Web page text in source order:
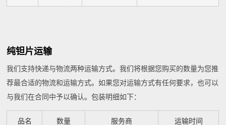
纯钽片运输
我们支持快递与物流两种运输方式。我们将根据您购买的数量为您推
荐最合适的物流和运输方式。如果您对运输方式有任何要求，也可以
与我们在合同中予以确认。包装明细如下：
品名 数量 服务商 运输时间